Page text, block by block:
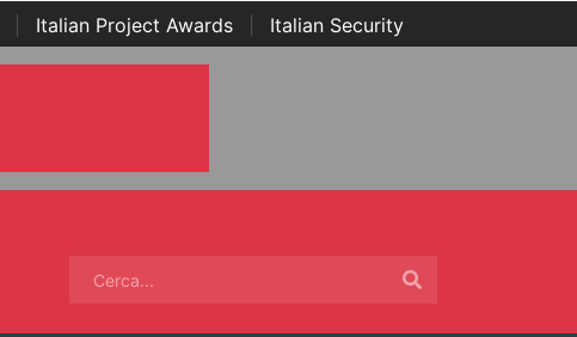
Italian Project Awards
Italian Security